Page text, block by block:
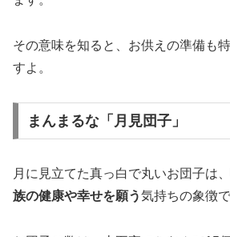
その意味を知ると、お供えの準備も
すよ。
まんまるな「月見団子」
月に見立てた真っ白で丸いお団子は、
族の健康や幸せを願う気持ちの象徴で